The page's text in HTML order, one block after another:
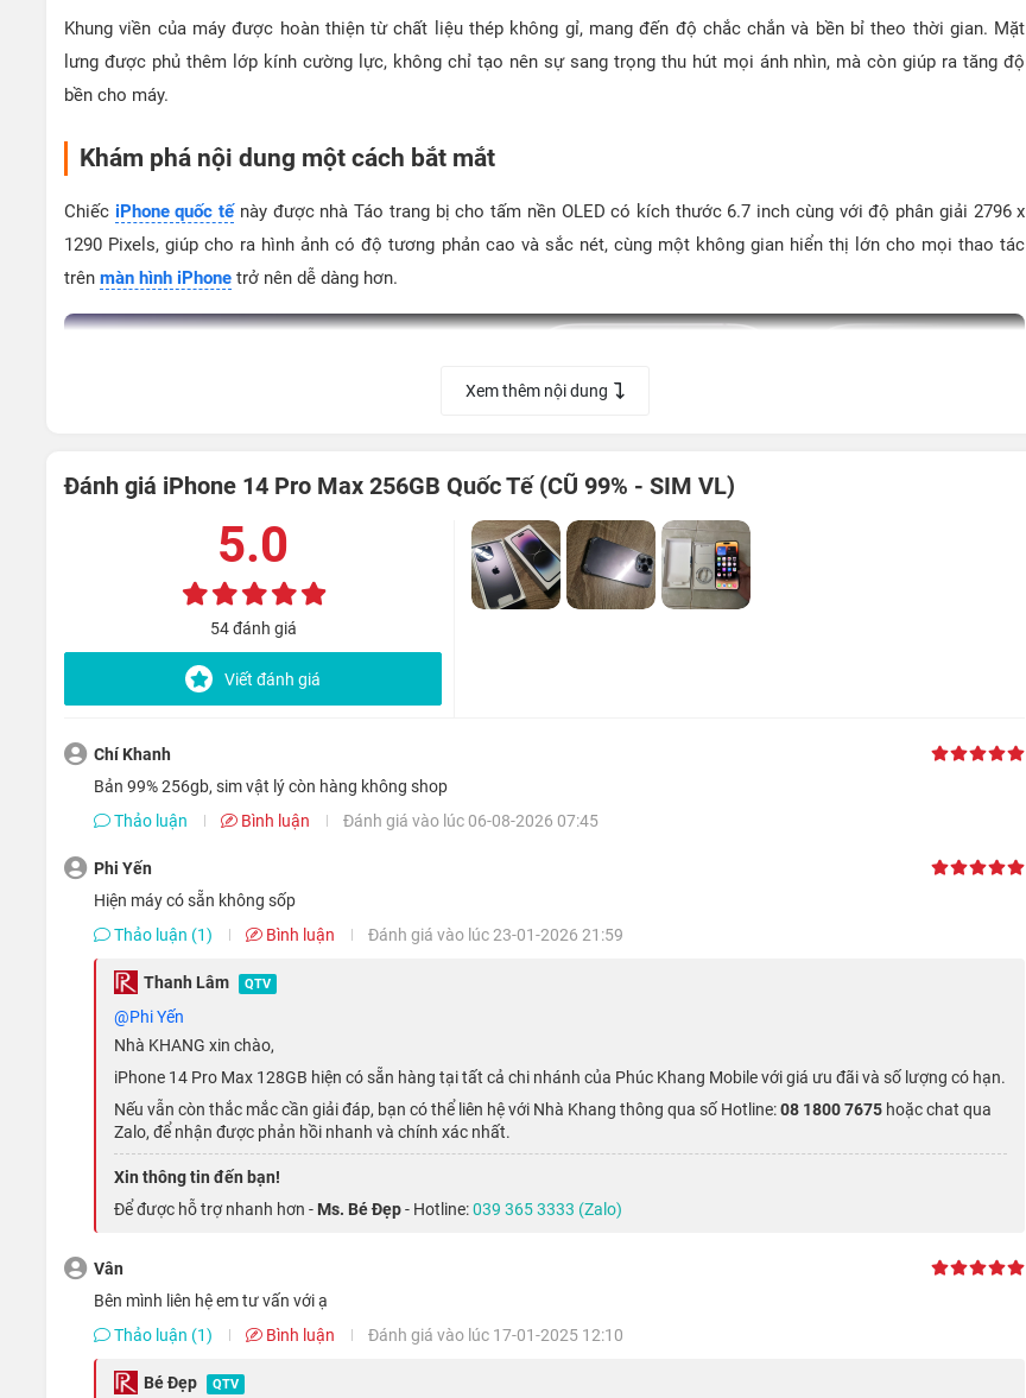
Khung viền của máy được hoàn thiện từ chất liệu thép không gỉ, mang đến độ chắc chắn và bền bỉ theo thời gian. Mặt
lưng được phủ thêm lớp kính cường lực, không chỉ tạo nên sự sang trọng thu hút mọi ánh nhìn, mà còn giúp ra tăng độ
bền cho máy.
Khám phá nội dung một cách bắt mắt
Chiếc iPhone quốc tế này được nhà Táo trang bị cho tấm nền OLED có kích thước 6.7 inch cùng với độ phân giải 2796 x
1290 Pixels, giúp cho ra hình ảnh có độ tương phản cao và sắc nét, cùng một không gian hiển thị lớn cho mọi thao tác
trên màn hình iPhone trở nên dễ dàng hơn.
Một điểm cộng nữa về mặt thiết kế trên chiếc smartphone này là việc Apple đã loại bỏ notch tai thỏ từ thời
Hiệu năng mạnh mẽ bất chấp mọi tựa game
Trang bị bên trong máy là con chip smartphone mới và mạnh nhất của Apple - A16 Bionic, thừa sức mang đến cho bạn
những trải nghiệm cực kỳ mượt mà, từ các tác vụ cơ bản hàng ngày cho đến nâng cao như chỉnh sửa ảnh hay chiến game
đồ họa cao.
Xem thêm nội dung
Đánh giá iPhone 14 Pro Max 256GB Quốc Tế (CŨ 99% - SIM VL)
5.0
54 đánh giá
Viết đánh giá
Chí Khanh
Bản 99% 256gb, sim vật lý còn hàng không shop
Thảo luận
Bình luận Đánh giá vào lúc 06-08-2026 07:45
Phi Yến
Hiện máy có sẵn không sốp
Thảo luận (1)
Bình luận Đánh giá vào lúc 23-01-2026 21:59
Thanh Lâm QTV
@Phi Yến
Nhà KHANG xin chào,
iPhone 14 Pro Max 128GB hiện có sẵn hàng tại tất cả chi nhánh của Phúc Khang Mobile với giá ưu đãi và số lượng có hạn.
Nếu vẫn còn thắc mắc cần giải đáp, bạn có thể liên hệ với Nhà Khang thông qua số Hotline:08 1800 7675 hoặc chat qua
Zalo, để nhận được phản hồi nhanh và chính xác nhất.
Xin thông tin đến bạn!
Để được hỗ trợ nhanh hơn - Ms. Bé Đẹp- Hotline:039 365 3333 (Zalo)
Vân
bên mình liên hệ em tư vấn với ạ
Thảo luận (1)
Bình luận Đánh giá vào lúc 17-01-2025 12:10
Bé Đẹp QTV